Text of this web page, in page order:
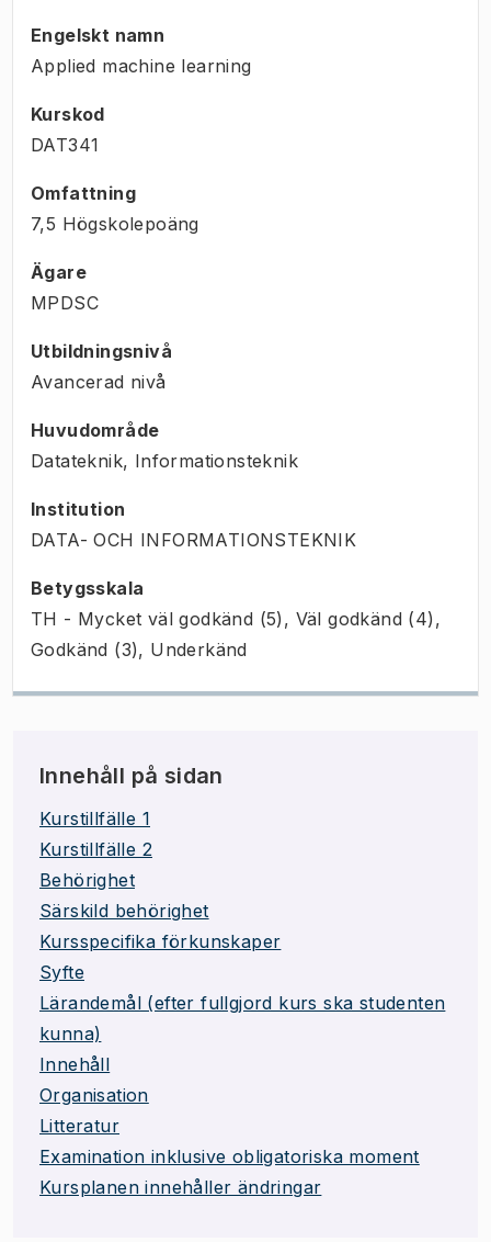
Engelskt namn
Applied machine learning
Kurskod
DAT341
Omfattning
7,5 Högskolepoäng
Ägare
MPDSC
Utbildningsnivå
Avancerad nivå
Huvudområde
Datateknik, Informationsteknik
Institution
DATA- OCH INFORMATIONSTEKNIK
Betygsskala
TH - Mycket väl godkänd (5), Väl godkänd (4),
Godkänd (3), Underkänd
Innehåll på sidan
Kurstillfälle 1
Kurstillfälle 2
Behörighet
Särskild behörighet
Kursspecifika förkunskaper
Syfte
Lärandemål (efter fullgjord kurs ska studenten
kunna)
Innehåll
Organisation
Litteratur
Examination inklusive obligatoriska moment
Kursplanen innehåller ändringar